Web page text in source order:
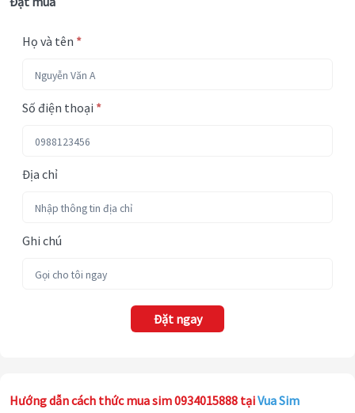
Họ và tên *
Số điện thoại *
Địa chỉ
Ghi chú
Đặt ngay
Hướng dẫn cách thức mua sim 0934015888 tạiVua Sim